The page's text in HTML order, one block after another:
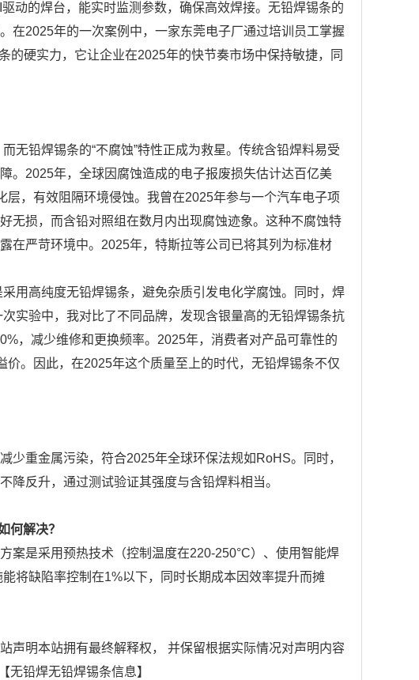
动的焊台，能实时监测参数，确保高效焊接。无铅焊锡条的
在2025年的一次案例中，一家东莞电子厂通过培训员工掌握
硬实力，它让企业在2025年的快节奏市场中保持敏捷，同
无铅焊锡条的“不腐蚀”特性正成为救星。传统含铅焊料易受
。2025年，全球因腐蚀造成的电子报废损失估计达百亿美
，有效阻隔环境侵蚀。我曾在2025年参与一个汽车电子项
无损，而含铅对照组在数月内出现腐蚀迹象。这种不腐蚀特
在严苛环境中。2025年，特斯拉等公司已将其列为标准材
用高纯度无铅焊锡条，避免杂质引发电化学腐蚀。同时，焊
实验中，我对比了不同品牌，发现含银量高的无铅焊锡条抗
，减少维修和更换频率。2025年，消费者对产品可靠性的
价。因此，在2025年这个质量至上的时代，无铅焊锡条不仅
重金属污染，符合2025年全球环保法规如RoHS。同时，
降反升，通过测试验证其强度与含铅焊料相当。
何解决？
案是采用预热技术（控制温度在220-250°C）、使用智能焊
将缺陷率控制在1%以下，同时长期成本因效率提升而摊
声明本站拥有最终解释权， 并保留根据实际情况对声明内容
无铅焊无铅焊锡条信息】